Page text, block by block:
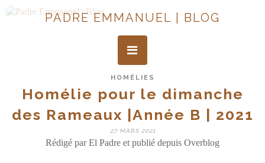
PADRE EMMANUEL | BLOG
HOMÉLIES
Homélie pour le dimanche
des Rameaux |Année B | 2021
27 MARS 2021
Rédigé par El Padre et publié depuis Overblog